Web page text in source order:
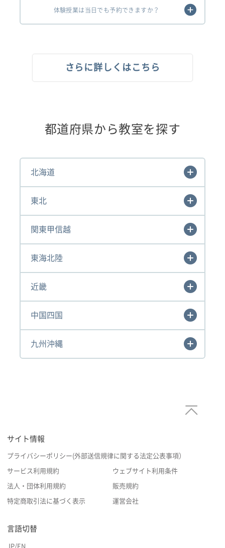
体験授業は当日でも予約できますか？
さらに詳しくはこちら
都道府県から教室を探す
北海道
東北
関東甲信越
東海北陸
近畿
中国四国
九州沖縄
サイト情報
プライバシーポリシー(外部送信規律に関する法定公表事項）
サービス利用規約 ウェブサイト利用条件
法人・団体利用規約 販売規約
特定商取引法に基づく表示 運営会社
言語切替
JP/EN